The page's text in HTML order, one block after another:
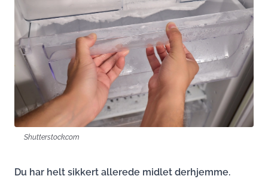
Shutterstock.com
Du har helt sikkert allerede midlet derhjemme.